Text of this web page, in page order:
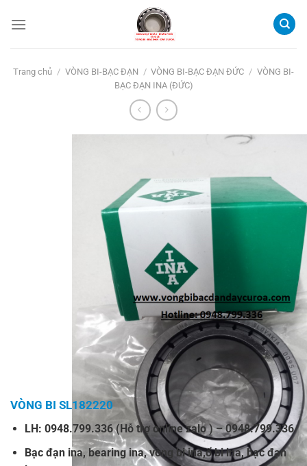
qua
Trang chủ / VÒNG BI-BẠC ĐẠN / VÒNG BI-BẠC ĐẠN ĐỨC / VÒNG BI-
BẠC ĐẠN INA (ĐỨC)
VÒNG BI SL182220
LH: 0948.799.336 (Hỗ trợ online zalo ) – 0948.799.336
Bạc đạn ina, bearing ina,vòng bi ina,ổ bi ina,bạc đạn